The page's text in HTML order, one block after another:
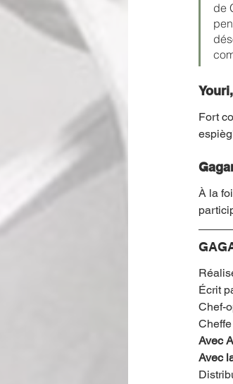
de
Youri,
Fort
À la
Écrit
Chef-
Avec
Avec